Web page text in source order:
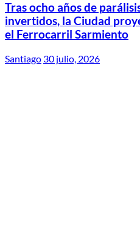
Tras ocho años de
invertidos, la Ciudad
el Ferrocarril Sarmiento
Santiago 30 julio, 2026